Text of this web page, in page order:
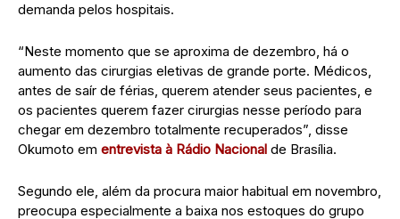
demanda pelos hospitais.
“Neste momento que se aproxima de dezembro, há o
aumento das cirurgias eletivas de grande porte. Médicos,
antes de saír de férias, querem atender seus pacientes, e
os pacientes querem fazer cirurgias nesse período para
chegar em dezembro totalmente recuperados”, disse
Okumoto em entrevista à Rádio Nacional de Brasília.
Segundo ele, além da procura maior habitual em novembro,
preocupa especialmente a baixa nos estoques do grupo